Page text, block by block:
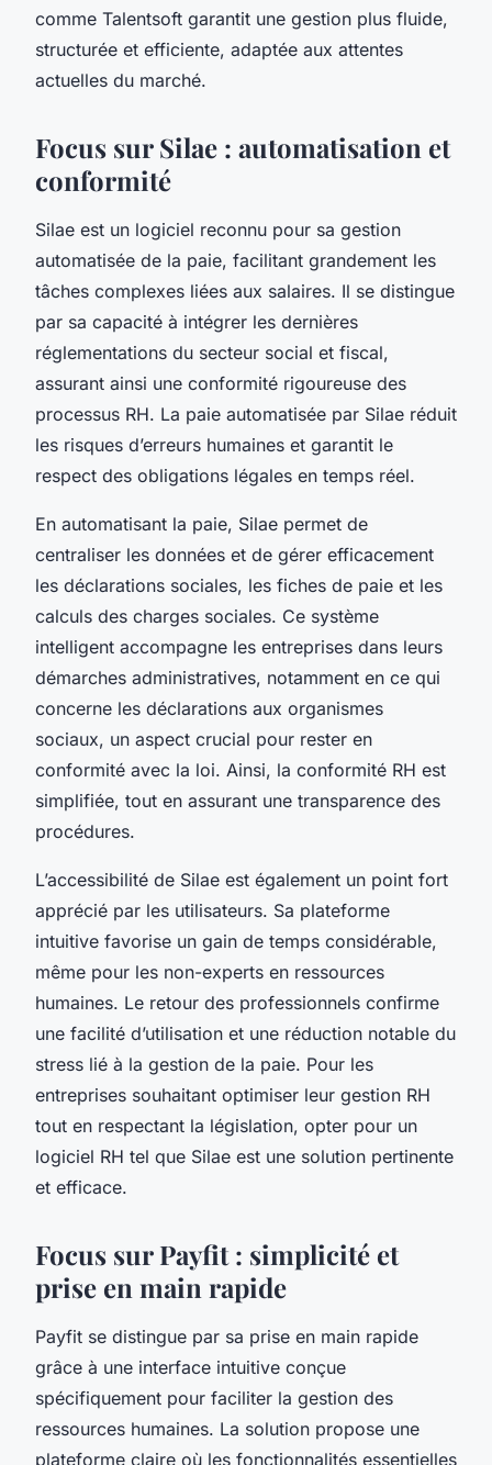
comme Talentsoft garantit une gestion plus fluide,
structurée et efficiente, adaptée aux attentes
actuelles du marché.
Focus sur Silae : automatisation et
conformité
Silae est un logiciel reconnu pour sa gestion
automatisée de la paie, facilitant grandement les
tâches complexes liées aux salaires. Il se distingue
par sa capacité à intégrer les dernières
réglementations du secteur social et fiscal,
assurant ainsi une conformité rigoureuse des
processus RH. La paie automatisée par Silae réduit
les risques d’erreurs humaines et garantit le
respect des obligations légales en temps réel.
En automatisant la paie, Silae permet de
centraliser les données et de gérer efficacement
les déclarations sociales, les fiches de paie et les
calculs des charges sociales. Ce système
intelligent accompagne les entreprises dans leurs
démarches administratives, notamment en ce qui
concerne les déclarations aux organismes
sociaux, un aspect crucial pour rester en
conformité avec la loi. Ainsi, la conformité RH est
simplifiée, tout en assurant une transparence des
procédures.
L’accessibilité de Silae est également un point fort
apprécié par les utilisateurs. Sa plateforme
intuitive favorise un gain de temps considérable,
même pour les non-experts en ressources
humaines. Le retour des professionnels confirme
une facilité d’utilisation et une réduction notable du
stress lié à la gestion de la paie. Pour les
entreprises souhaitant optimiser leur gestion RH
tout en respectant la législation, opter pour un
logiciel RH tel que Silae est une solution pertinente
et efficace.
Focus sur Payfit : simplicité et
prise en main rapide
Payfit se distingue par sa prise en main rapide
grâce à une interface intuitive conçue
spécifiquement pour faciliter la gestion des
ressources humaines. La solution propose une
plateforme claire où les fonctionnalités essentielles